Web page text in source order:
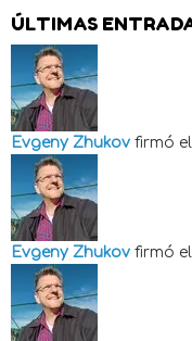
ÚLTIMAS
Evgeny Zhukov firmó el
Evgeny Zhukov firmó el